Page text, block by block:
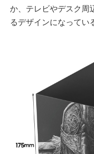
か、テレビやデスク周
るデザインになってい